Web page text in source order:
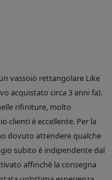
vassoio rettangolare Like
acquistato circa 3 anni fa).
rifiniture, molto
clienti è eccellente. Per la
dovuto attendere qualche
subito è indipendente dal
affinché la consegna